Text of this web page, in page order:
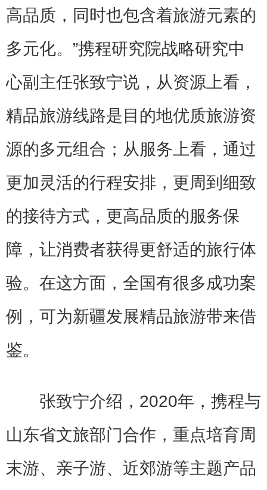
高品质，同时也包含着旅游元素的
多元化。”携程研究院战略研究中
心副主任张致宁说，从资源上看，
精品旅游线路是目的地优质旅游资
源的多元组合；从服务上看，通过
更加灵活的行程安排，更周到细致
的接待方式，更高品质的服务保
障，让消费者获得更舒适的旅行体
验。在这方面，全国有很多成功案
例，可为新疆发展精品旅游带来借
鉴。
张致宁介绍，2020年，携程与
山东省文旅部门合作，重点培育周
末游、亲子游、近郊游等主题产品